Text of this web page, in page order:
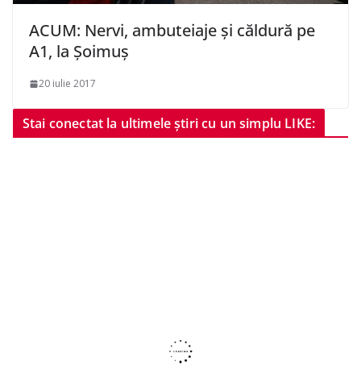
ACUM: Nervi, ambuteiaje și căldură pe
A1, la Șoimuș
20 iulie 2017
Stai conectat la ultimele știri cu un simplu LIKE: